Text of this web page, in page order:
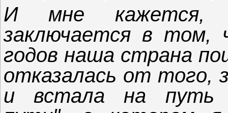
И мне кажется,
заключается в том,
годов наша страна
отказалась от того,
и встала на путь